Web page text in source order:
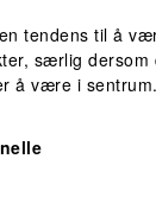
tendens til å
særlig dersom
å være i sentrum.